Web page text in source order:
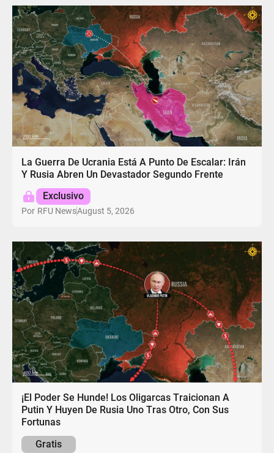
La Guerra De Ucrania Está A Punto De Escalar: Irán
Y Rusia Abren Un Devastador Segundo Frente
Exclusivo
Por RFU NewsAugust 5, 2026
¡El Poder Se Hunde! Los Oligarcas Traicionan A
Putin Y Huyen De Rusia Uno Tras Otro, Con Sus
Fortunas
Gratis